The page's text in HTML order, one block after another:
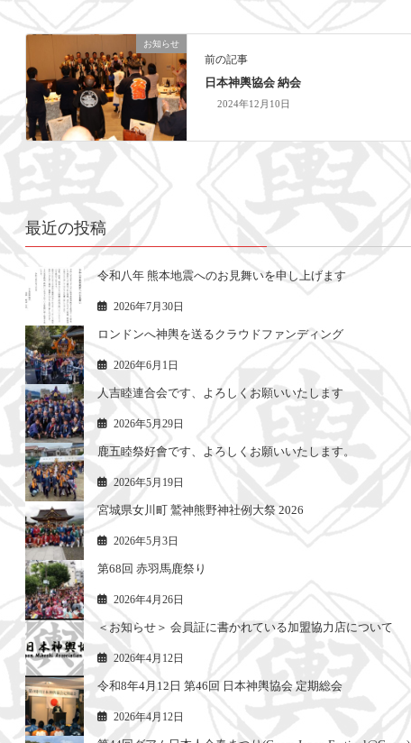
お知らせ
前の記事
日本神輿協会 納会
2024年12月10日
最近の投稿
令和八年 熊本地震へのお見舞いを申し上げます
2026年7月30日
ロンドンへ神輿を送るクラウドファンディング
2026年6月1日
人吉睦連合会です、よろしくお願いいたします
2026年5月29日
鹿五睦祭好會です、よろしくお願いいたします。
2026年5月19日
宮城県女川町 鷲神熊野神社例大祭 2026
2026年5月3日
第68回 赤羽馬鹿祭り
2026年4月26日
＜お知らせ＞ 会員証に書かれている加盟協力店について
2026年4月12日
令和8年4月12日 第46回 日本神輿協会 定期総会
2026年4月12日